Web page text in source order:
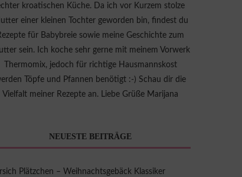
kroatischen Küche. Da ich vor Kurzem stolze
einer kleinen Tochter geworden bin, findest du
für Babybreie sowie meine Geschichte zum
sein. Ich koche sehr gerne mit meinem Vorwerk
Thermomix, jedoch für richtige Hausmannskost
Töpfe und Pfannen benötigt :-) Schau dir die
Vielfalt meiner Rezepte an. Liebe Grüße Marijana
NEUESTE BEITRÄGE
Plätzchen – Weihnachtsgebäck Klassiker